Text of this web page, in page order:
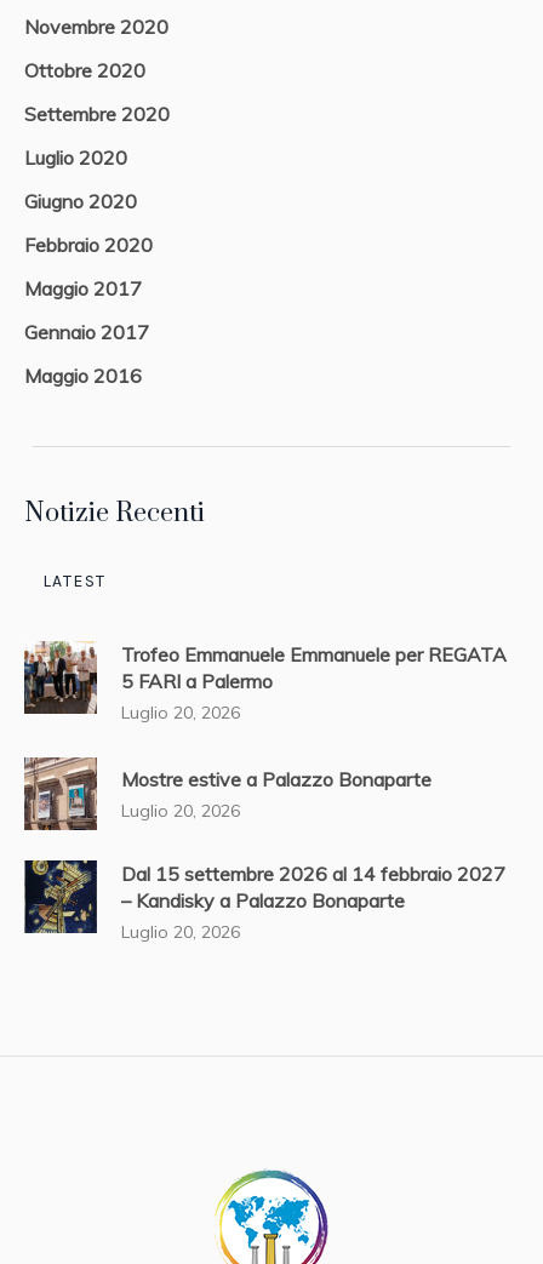
Novembre 2020
Ottobre 2020
Settembre 2020
Luglio 2020
Giugno 2020
Febbraio 2020
Maggio 2017
Gennaio 2017
Maggio 2016
Notizie Recenti
LATEST
Trofeo Emmanuele Emmanuele per REGATA
5 FARI a Palermo
Luglio 20, 2026
Mostre estive a Palazzo Bonaparte
Luglio 20, 2026
Dal 15 settembre 2026 al 14 febbraio 2027
– Kandisky a Palazzo Bonaparte
Luglio 20, 2026